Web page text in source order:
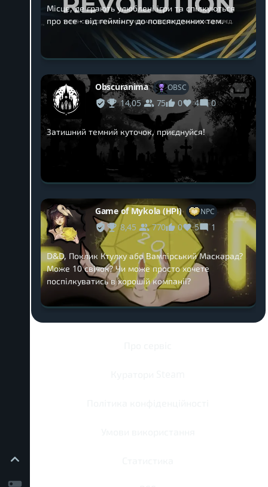
Місце, де грають улюблені ігри та спілкуються
про все - від геймінгу до повсякденних тем.
Obscuranima OBSC
14,05 75 0 4 0
Затишний темний куточок, приєднуйся!
Game of Mykola (НРІ) NPC
8,45 770 0 5 1
D&D, Поклик Ктулху або Вампірський Маскарад?
Може 10 свічок? Чи може просто хочете
поспілкуватись в хорошій компанії?